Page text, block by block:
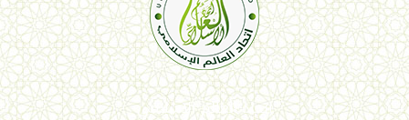
اتحاد العالم الإسلامي